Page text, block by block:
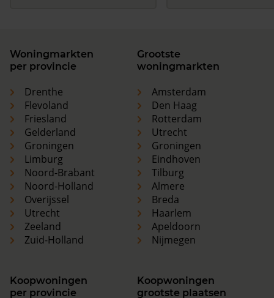
Woningmarkten
per provincie
Drenthe
Flevoland
Friesland
Gelderland
Groningen
Limburg
Noord-Brabant
Noord-Holland
Overijssel
Utrecht
Zeeland
Zuid-Holland
Grootste
woningmarkten
Amsterdam
Den Haag
Rotterdam
Utrecht
Groningen
Eindhoven
Tilburg
Almere
Breda
Haarlem
Apeldoorn
Nijmegen
Koopwoningen
per provincie
Koopwoningen
grootste plaatsen